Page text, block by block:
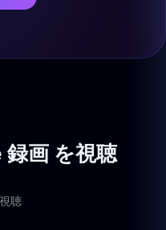
画 を視聴
聴